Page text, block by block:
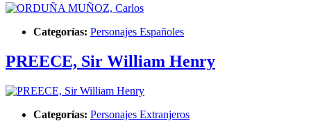
Categorías: Personajes Españoles
PREECE, Sir William Henry
Categorías: Personajes Extranjeros